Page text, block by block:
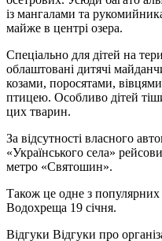
із мангалами та
майже в центрі озера.
Спеціально для дітей на
облаштовані дитячі
козами, поросятами,
птицею. Особливо дітей
цих тварин.
За відсутності власного
«Українського села»
метро «Святошин».
Також це одне з
Водохреща 19 січня.
Відгуки Відгуки про